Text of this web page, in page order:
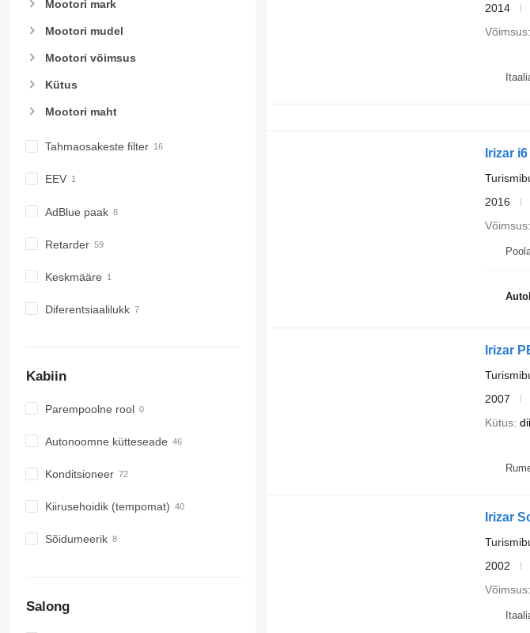
Mootori mark
Mootori mudel
Mootori võimsus
Kütus
Mootori maht
Tahmaosakeste filter
EEV
AdBlue paak
Retarder
Keskmääre
Diferentsiaalilukk
Kabiin
Parempoolne rool
Autonoomne kütteseade
Konditsioneer
Kiirusehoidik (tempomat)
Sõidumeerik
Salong
2014
Võimsus
Irizar i6
2016
Võimsus
Irizar
2007
Kütus
Irizar
2002
Võimsus